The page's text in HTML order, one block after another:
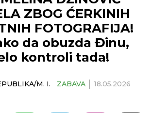
ZBOG ĆERKINIH
FOTOGRAFIJA!
da obuzda Đinu,
kontroli tada!
M. I. ZABAVA 18.05.2026